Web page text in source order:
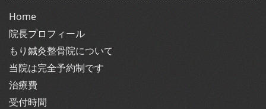
Home
院長プロフィール
もり鍼灸整骨院について
当院は完全予約制です
治療費
受付時間